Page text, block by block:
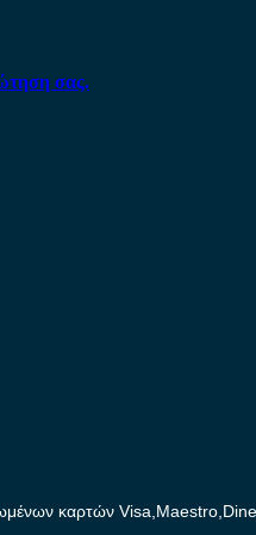
σας.
καρτών